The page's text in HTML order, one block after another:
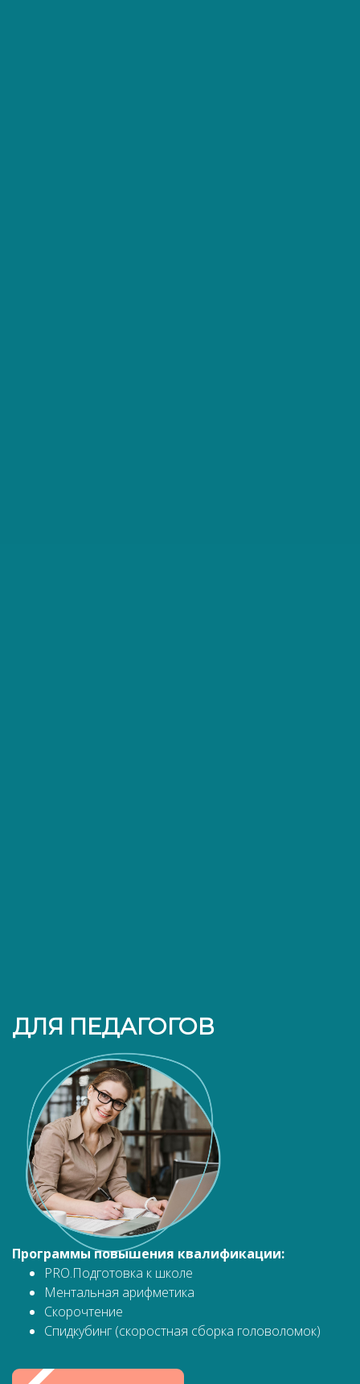
ДЛЯ ПЕДАГОГОВ
Программы повышения квалификации:
PRO.Подготовка к школе
Ментальная арифметика
Скорочтение
Спидкубинг (скоростная сборка головоломок)